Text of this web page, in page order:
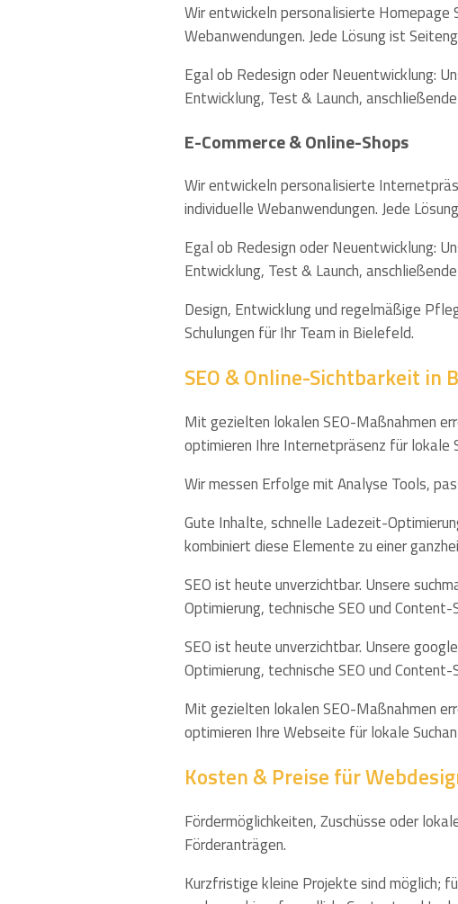
Wir entwickeln personalisierte Homepage
Webanwendungen. Jede Lösung ist
Egal ob Redesign oder Neuentwicklung:
Entwicklung, Test & Launch,
E-Commerce & Online-Shops
Wir entwickeln personalisierte
individuelle Webanwendungen. Jede
Egal ob Redesign oder Neuentwicklung:
Entwicklung, Test & Launch,
Design, Entwicklung und regelmäßige
Schulungen für Ihr Team in Bielefeld.
SEO & Online-Sichtbarkeit in
Mit gezielten lokalen SEO-Maßnahmen
optimieren Ihre Internetpräsenz für lokale
Wir messen Erfolge mit Analyse Tools,
Gute Inhalte, schnelle Ladezeit-
kombiniert diese Elemente zu einer
SEO ist heute unverzichtbar. Unsere
Optimierung, technische SEO und
SEO ist heute unverzichtbar. Unsere
Optimierung, technische SEO und
Mit gezielten lokalen SEO-Maßnahmen
optimieren Ihre Webseite für lokale
Kosten & Preise für
Fördermöglichkeiten, Zuschüsse oder
Förderanträgen.
Kurzfristige kleine Projekte sind möglich;